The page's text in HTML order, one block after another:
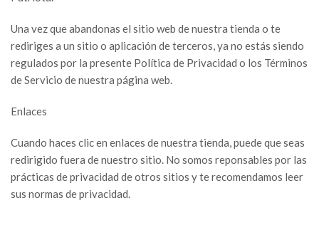
Una vez que abandonas el sitio web de nuestra tienda o te
rediriges a un sitio o aplicación de terceros, ya no estás siendo
regulados por la presente Política de Privacidad o los Términos
de Servicio de nuestra página web.
Enlaces
Cuando haces clic en enlaces de nuestra tienda, puede que seas
redirigido fuera de nuestro sitio. No somos reponsables por las
prácticas de privacidad de otros sitios y te recomendamos leer
sus normas de privacidad.